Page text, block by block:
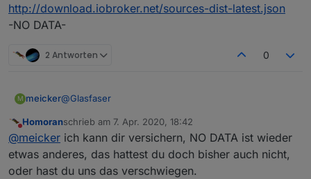
http://download.iobroker.net/sources-dist-latest.json
-NO DATA-
2 Antworten 0
M meicker@Glasfaser
genau so sieht es aus. Mit dem latest-neu hatte ich 10
Aktualisierungen und mit dem Link
http://download.iobroker.net/sources-dist-latest.json
-NO DATA-
Nicht stören
Homoranschrieb am 7. Apr. 2020, 18:42
zuletzt editiert von
@meicker ich kann dir versichern, NO DATA ist wieder
etwas anderes, das hattest du doch bisher auch nicht,
oder hast du uns das verschwiegen.